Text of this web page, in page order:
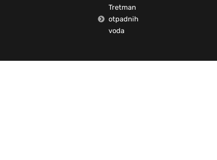
Tretman
otpadnih
voda